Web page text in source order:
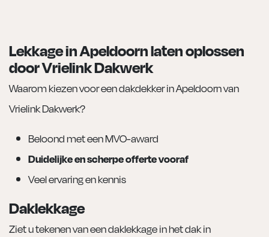
Lekkage in Apeldoorn laten oplossen
door Vrielink Dakwerk
Waarom kiezen voor een dakdekker in Apeldoorn van
Vrielink Dakwerk?
Beloond met een MVO-award
Duidelijke en scherpe offerte vooraf
Veel ervaring en kennis
Daklekkage
Ziet u tekenen van een daklekkage in het dak in